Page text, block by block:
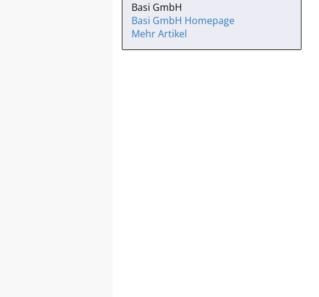
Basi GmbH
Basi GmbH Homepage
Mehr Artikel